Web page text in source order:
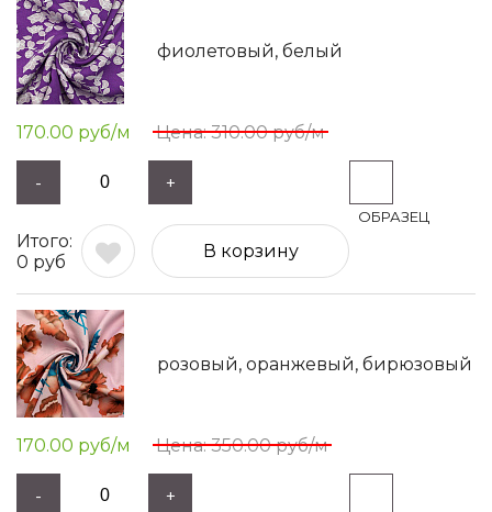
фиолетовый, белый
170.00 руб/м 310.00руб/м
- +
0 руб
В корзину
розовый, оранжевый, бирюзовый
170.00 руб/м 350.00руб/м
- +